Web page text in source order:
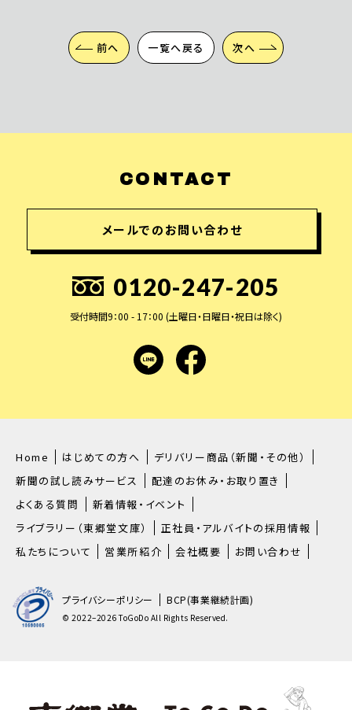
前へ 一覧へ戻る 次へ
CONTACT
メールでのお問い合わせ
0120-247-205
受付時間9：00 - 17：00 (土曜日・日曜日・祝日は除く)
LINEfacebook
Home はじめての方へ
デリバリー商品（新聞・その他）
新聞の試し読みサービス
配達のお休み・お取り置き
よくある質問
新着情報・イベント
ライブラリー（東郷堂文庫）
正社員・アルバイトの採用情報
私たちについて
営業所紹介 会社概要 お問い合わせ
プライバシーポリシー BCP(事業継続計画)
© 2022–2026 ToGoDo All Rights Reserved.